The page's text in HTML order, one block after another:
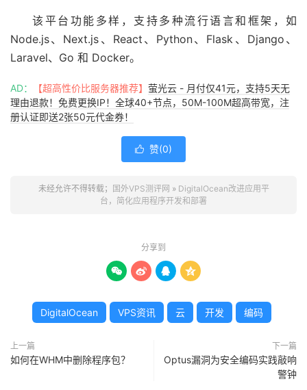
该平台功能多样，支持多种流行语言和框架，如
Node.js、Next.js、React、 Python、Flask、Django、
Laravel、Go 和 Docker。
AD： 【超高性价比服务器推荐】 萤光云 - 月付仅41元，支持5天无
理由退款！免费更换IP！全球40+节点，50M-100M超高带宽，注
册认证即送2张50元代金券！
 赞(0)
未经允许不得转载； 国外VPS测评网 » DigitalOcean改进应用平
台，简化应用程序开发和部署
分享到
   
DigitalOcean VPS资讯 云 开发 编码
上一篇
如何在WHM中删除程序包？
下一篇
Optus漏洞为安全编码实践敲响
警钟